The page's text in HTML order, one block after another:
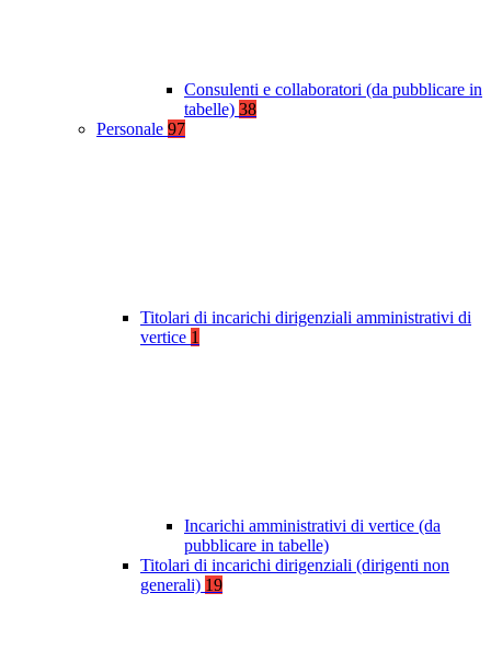
Consulenti e collaboratori (da pubblicare in
tabelle) 38
Personale 97
Titolari di incarichi dirigenziali amministrativi di
vertice 1
Incarichi amministrativi di vertice (da
pubblicare in tabelle)
Titolari di incarichi dirigenziali (dirigenti non
generali) 19